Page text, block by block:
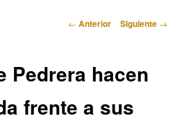
Navegación
← Anterior Siguiente →
Pedrera hacen
frente a sus